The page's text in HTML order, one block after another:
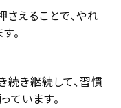
さえることで、やれ
。
続き継続して、習慣
ています。